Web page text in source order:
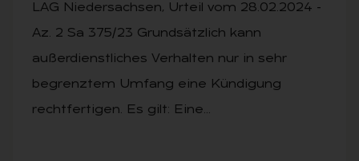
LAG Niedersachsen, Urteil vom 28.02.2024 -
Az. 2 Sa 375/23 Grundsätzlich kann
außerdienstliches Verhalten nur in sehr
begrenztem Umfang eine Kündigung
rechtfertigen. Es gilt: Eine…